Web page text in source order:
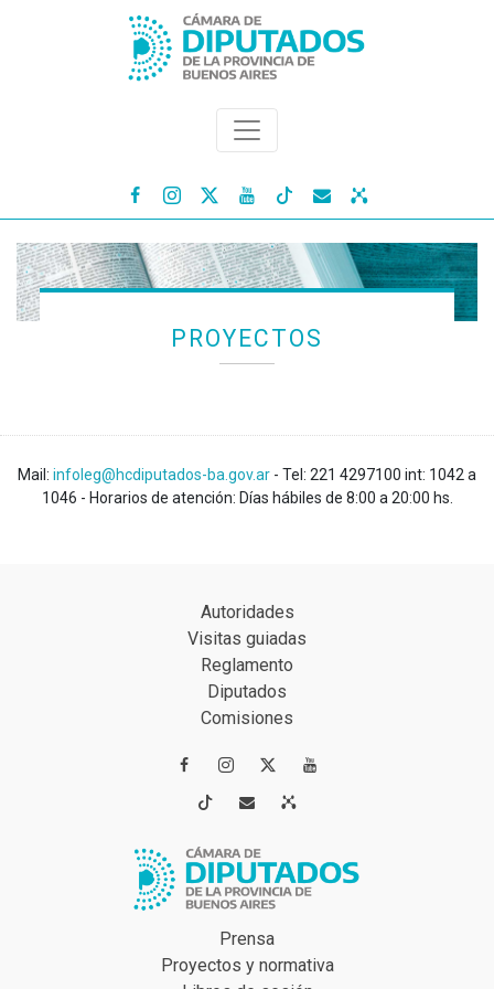
   
PROYECTOS
Mail: infoleg@hcdiputados-ba.gov.ar - Tel: 221 4297100 int: 1042 a
1046 - Horarios de atención: Días hábiles de 8:00 a 20:00 hs.
Autoridades
Visitas guiadas
Reglamento
Diputados
Comisiones
 
 
Prensa
Proyectos y normativa